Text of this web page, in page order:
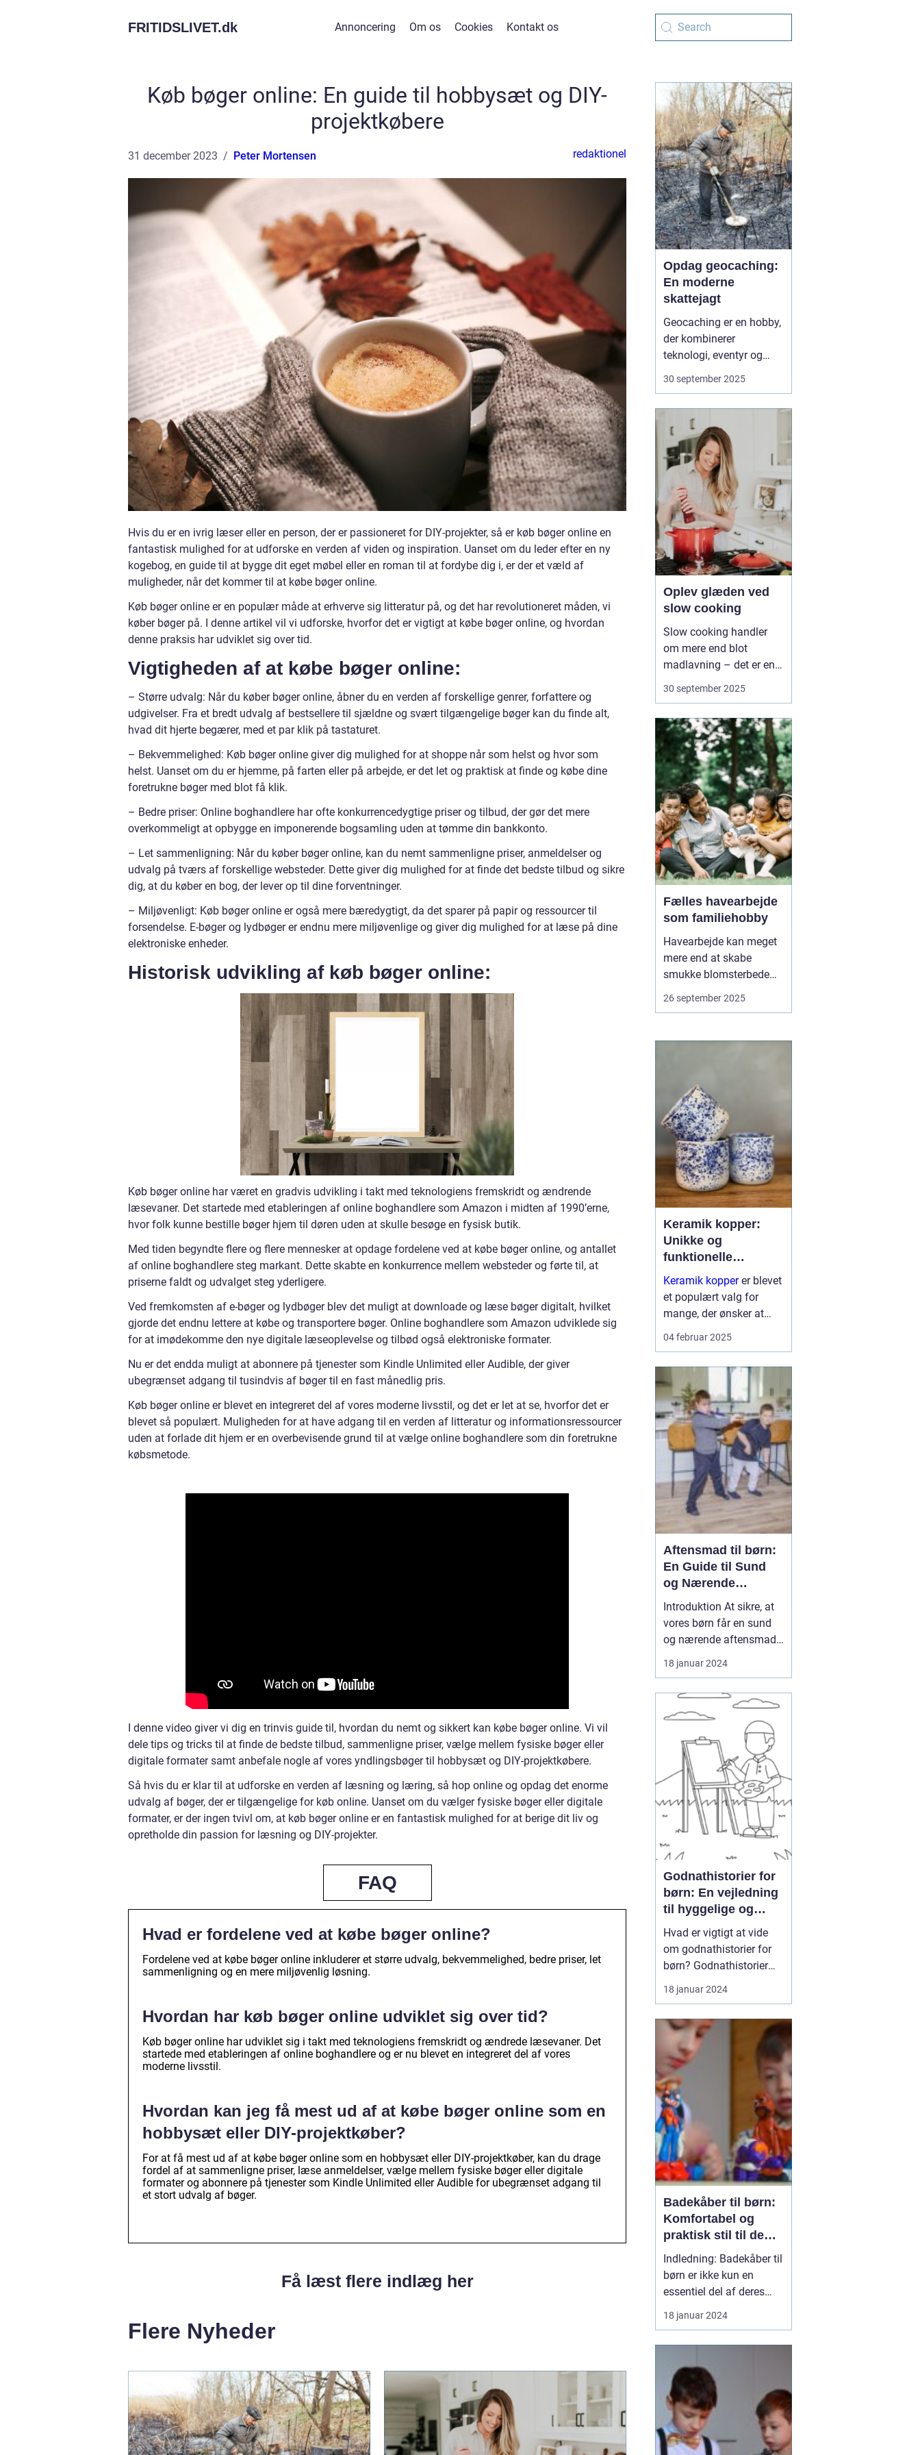
FRITIDSLIVET.dk Annoncering Om os Cookies Kontakt os
Køb bøger online: En guide til hobbysæt og DIY-
projektkøbere
31 december 2023 Peter Mortensen redaktionel
Hvis du er en ivrig læser eller en person, der er passioneret for DIY-projekter, så er køb bøger online en
fantastisk mulighed for at udforske en verden af viden og inspiration. Uanset om du leder efter en ny
kogebog, en guide til at bygge dit eget møbel eller en roman til at fordybe dig i, er der et væld af
muligheder, når det kommer til at købe bøger online.
Køb bøger online er en populær måde at erhverve sig litteratur på, og det har revolutioneret måden, vi
køber bøger på. I denne artikel vil vi udforske, hvorfor det er vigtigt at købe bøger online, og hvordan
denne praksis har udviklet sig over tid.
Vigtigheden af at købe bøger online:
– Større udvalg: Når du køber bøger online, åbner du en verden af forskellige genrer, forfattere og
udgivelser. Fra et bredt udvalg af bestsellere til sjældne og svært tilgængelige bøger kan du finde alt,
hvad dit hjerte begærer, med et par klik på tastaturet.
– Bekvemmelighed: Køb bøger online giver dig mulighed for at shoppe når som helst og hvor som
helst. Uanset om du er hjemme, på farten eller på arbejde, er det let og praktisk at finde og købe dine
foretrukne bøger med blot få klik.
– Bedre priser: Online boghandlere har ofte konkurrencedygtige priser og tilbud, der gør det mere
overkommeligt at opbygge en imponerende bogsamling uden at tømme din bankkonto.
– Let sammenligning: Når du køber bøger online, kan du nemt sammenligne priser, anmeldelser og
udvalg på tværs af forskellige websteder. Dette giver dig mulighed for at finde det bedste tilbud og sikre
dig, at du køber en bog, der lever op til dine forventninger.
– Miljøvenligt: Køb bøger online er også mere bæredygtigt, da det sparer på papir og ressourcer til
forsendelse. E-bøger og lydbøger er endnu mere miljøvenlige og giver dig mulighed for at læse på dine
elektroniske enheder.
Historisk udvikling af køb bøger online:
Køb bøger online har været en gradvis udvikling i takt med teknologiens fremskridt og ændrende
læsevaner. Det startede med etableringen af online boghandlere som Amazon i midten af 1990’erne,
hvor folk kunne bestille bøger hjem til døren uden at skulle besøge en fysisk butik.
Med tiden begyndte flere og flere mennesker at opdage fordelene ved at købe bøger online, og antallet
af online boghandlere steg markant. Dette skabte en konkurrence mellem websteder og førte til, at
priserne faldt og udvalget steg yderligere.
Ved fremkomsten af e-bøger og lydbøger blev det muligt at downloade og læse bøger digitalt, hvilket
gjorde det endnu lettere at købe og transportere bøger. Online boghandlere som Amazon udviklede sig
for at imødekomme den nye digitale læseoplevelse og tilbød også elektroniske formater.
Nu er det endda muligt at abonnere på tjenester som Kindle Unlimited eller Audible, der giver
ubegrænset adgang til tusindvis af bøger til en fast månedlig pris.
Køb bøger online er blevet en integreret del af vores moderne livsstil, og det er let at se, hvorfor det er
blevet så populært. Muligheden for at have adgang til en verden af litteratur og informationsressourcer
uden at forlade dit hjem er en overbevisende grund til at vælge online boghandlere som din foretrukne
købsmetode.
I denne video giver vi dig en trinvis guide til, hvordan du nemt og sikkert kan købe bøger online. Vi vil
dele tips og tricks til at finde de bedste tilbud, sammenligne priser, vælge mellem fysiske bøger eller
digitale formater samt anbefale nogle af vores yndlingsbøger til hobbysæt og DIY-projektkøbere.
Så hvis du er klar til at udforske en verden af læsning og læring, så hop online og opdag det enorme
udvalg af bøger, der er tilgængelige for køb online. Uanset om du vælger fysiske bøger eller digitale
formater, er der ingen tvivl om, at køb bøger online er en fantastisk mulighed for at berige dit liv og
opretholde din passion for læsning og DIY-projekter.
FAQ
Hvad er fordelene ved at købe bøger online?
Fordelene ved at købe bøger online inkluderer et større udvalg, bekvemmelighed, bedre priser, let
sammenligning og en mere miljøvenlig løsning.
Hvordan har køb bøger online udviklet sig over tid?
Køb bøger online har udviklet sig i takt med teknologiens fremskridt og ændrede læsevaner. Det
startede med etableringen af online boghandlere og er nu blevet en integreret del af vores
moderne livsstil.
Hvordan kan jeg få mest ud af at købe bøger online som en
hobbysæt eller DIY-projektkøber?
For at få mest ud af at købe bøger online som en hobbysæt eller DIY-projektkøber, kan du drage
fordel af at sammenligne priser, læse anmeldelser, vælge mellem fysiske bøger eller digitale
formater og abonnere på tjenester som Kindle Unlimited eller Audible for ubegrænset adgang til
et stort udvalg af bøger.
Få læst flere indlæg her
Flere Nyheder
Opdag geocaching:
En moderne
skattejagt
Geocaching er en hobby,
der kombinerer
teknologi, eventyr og
fællesskab. Med en
smartphone eller GPS i
naturen eller byens
gader på jagt efter små
skjulte beholdere kaldet
caches. Det er en global
leg, ...
30 september 2025
Oplev glæden ved
slow cooking
Slow cooking handler
om mere end blot
madlavning – det er en
måde at skabe ro,
fordybelse og smag på.
til at simre i timevis,
udvikler de en dybde og
fylde, som hurtig
madlavning sjældent k...
30 september 2025
Fælles havearbejde
som familiehobby
Havearbejde kan meget
mere end at skabe
smukke blomsterbede
og friske grøntsager. Når
det dyrkes som en fælles
hobby, der bringer
og høste i fæ...
26 september 2025
Keramik kopper:
Unikke og
funktionelle
kunstværker til
hverdagen
Keramik kopperer blevet
et populært valg for
mange, der ønsker at
tilføre deres hjem et
kopper kombinerer et t...
04 februar 2025
Aftensmad til børn:
En Guide til Sund
og Nærende
Måltider
Introduktion At sikre, at
vores børn får en sund
og nærende aftensmad
er en prioritet for de
fleste forældre. Men med
tilgængelige kan det
være svært at navigere
mellem, hvad der er
bedst for vores børns
helbred o...
18 januar 2024
Godnathistorier for
børn: En vejledning
til hyggelige og
lærerige
sengetidsoplevelser
Hvad er vigtigt at vide
om godnathistorier for
børn? Godnathistorier
for børn er en tidløs
tradition, der ikke kun
underholde, men også
om at skabe dyrebare
øjeblikke mellem
forældre og børn. Disse
historier hjælper børn
med at falde t...
18 januar 2024
Badekåber til børn:
Komfortabel og
praktisk stil til de
små
Indledning: Badekåber til
børn er ikke kun en
essentiel del af deres
garderobe, men de
tilbyder også en
en sjov svømmetur.
Denne artikel vil
udforske alt, hvad der er
værd at vide om
badekåber til børn....
18 januar 2024